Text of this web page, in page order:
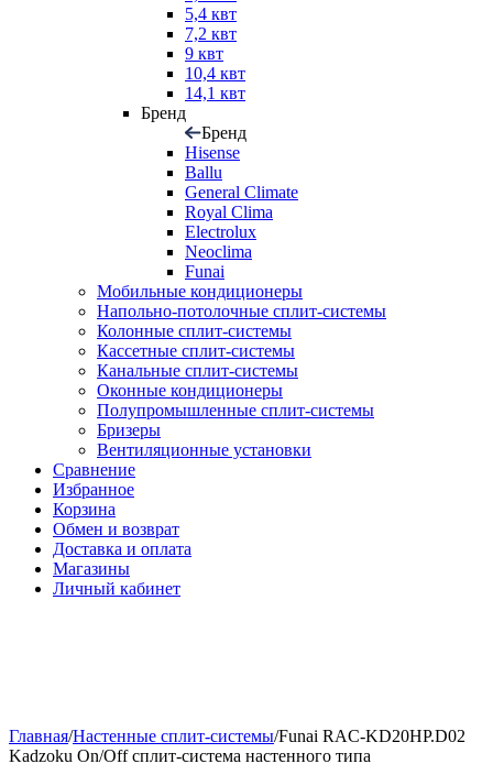
5,4 квт
7,2 квт
9 квт
10,4 квт
14,1 квт
Бренд
Бренд
Hisense
Ballu
General Climate
Royal Clima
Electrolux
Neoclima
Funai
Мобильные кондиционеры
Напольно-потолоч​ные ​сплит-системы
Колонные ​​сплит-системы
Кассетные сплит-системы
Канальные сплит-системы
Оконные кондиционеры
Полупромышленные сплит-системы
Бризеры
Вентиляционные установки
Сравнение
Избранное
Корзина
Обмен и возврат
Доставка и оплата
Магазины
Личный кабинет
Главная/Настенные сплит-системы/Funai RAC-KD20HP.D02
Kadzoku On/Off сплит-система настенного типа